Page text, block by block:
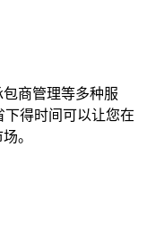
商管理等多种服
下得时间可以让您在
。